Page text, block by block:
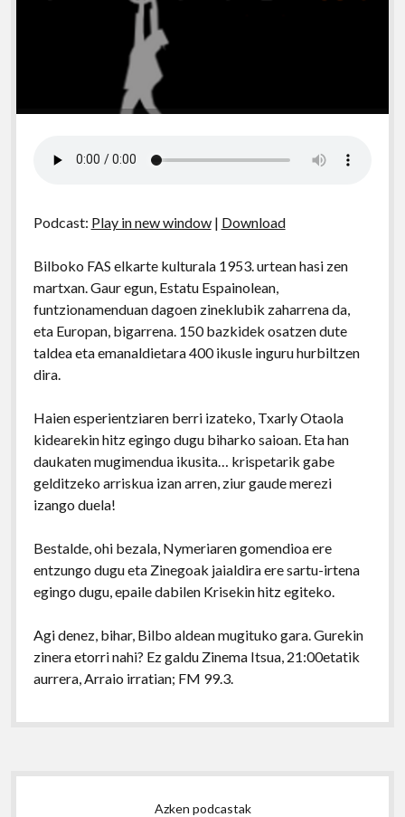
Podcast: Play in new window| Download
Bilboko FAS elkarte kulturala 1953. urtean hasi zen
martxan. Gaur egun, Estatu Espainolean,
funtzionamenduan dagoen zineklubik zaharrena da,
eta Europan, bigarrena. 150 bazkidek osatzen dute
taldea eta emanaldietara 400 ikusle inguru hurbiltzen
dira.
Haien esperientziaren berri izateko, Txarly Otaola
kidearekin hitz egingo dugu biharko saioan. Eta han
daukaten mugimendua ikusita… krispetarik gabe
gelditzeko arriskua izan arren, ziur gaude merezi
izango duela!
Bestalde, ohi bezala, Nymeriaren gomendioa ere
entzungo dugu eta Zinegoak jaialdira ere sartu-irtena
egingo dugu, epaile dabilen Krisekin hitz egiteko.
Agi denez, bihar, Bilbo aldean mugituko gara. Gurekin
zinera etorri nahi? Ez galdu Zinema Itsua, 21:00etatik
aurrera, Arraio irratian; FM 99.3.
Sidebar
Azken podcastak